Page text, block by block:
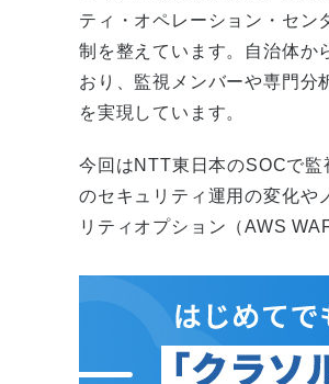
ティ・オペレーション・セン
制を整えています。自治体か
おり、監視メンバーや専門分
を実現しています。
今回はNTT東日本のSOCで
のセキュリティ運用の変化や
リティオプション（AWS